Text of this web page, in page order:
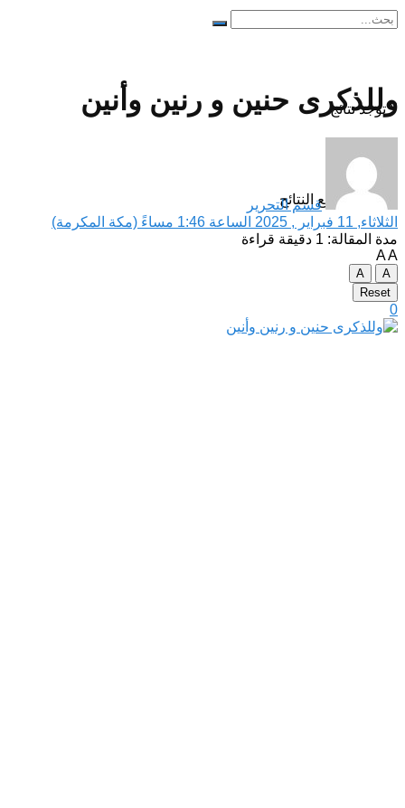
لا توجد نتائج
مشاهدة جميع النتائح
وللذكرى حنين و رنين وأنين
قسم التحرير
الثلاثاء, 11 فبراير , 2025 الساعة 1:46 مساءً (مكة المكرمة)
مدة المقالة: 1 دقيقة قراءة
AA
A
A
Reset
0